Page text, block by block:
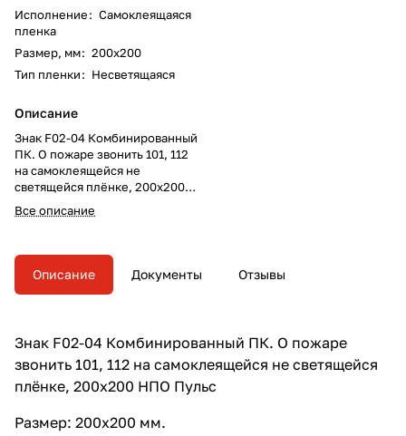
Исполнение: Самоклеящаяся
пленка
Размер, мм: 200х200
Тип пленки: Несветящаяся
Описание
Знак F02-04 Комбинированный
ПК. О пожаре звонить 101, 112
на самоклеящейся не
светящейся плёнке, 200х200
НПО Пульс
Все описание
Описание Документы Отзывы
Знак F02-04 Комбинированный ПК. О пожаре
звонить 101, 112 на самоклеящейся не светящейся
плёнке, 200х200 НПО Пульс
Размер: 200х200 мм.